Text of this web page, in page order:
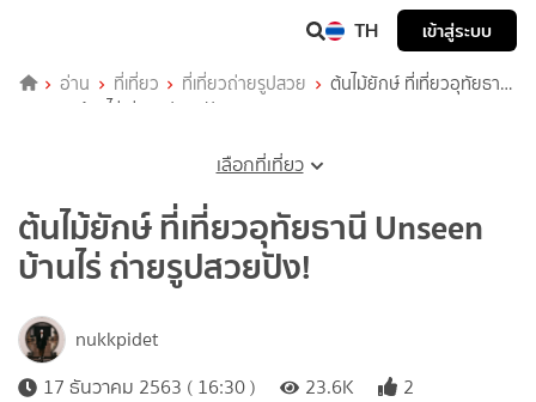
TH เข้าสู่ระบบ
อ่าน ที่เที่ยว ที่เที่ยวถ่ายรูปสวย
ต้นไม้ยักษ์ ที่เที่ยวอุทัยธานี
Unseen บ้านไร่ ถ่ายรูปสวยปัง!
เลือกที่เที่ยว
ต้นไม้ยักษ์ ที่เที่ยวอุทัยธานี Unseen
บ้านไร่ ถ่ายรูปสวยปัง!
nukkpidet
17 ธันวาคม 2563 ( 16:30 )
23.6K 2